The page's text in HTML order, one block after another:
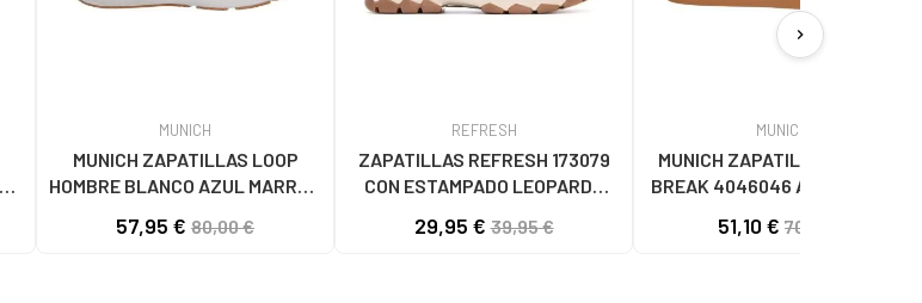
MUNICH
MUNICH ZAPATILLAS LOOP
HOMBRE BLANCO AZUL MARRÓN
57,95 € 80,00 €
REFRESH
ZAPATILLAS REFRESH 173079
CON ESTAMPADO LEOPARDO
29,95 €39,95 €
MUNICH
MUNICH ZAPATILLAS CASUAL
BREAK 4046046 AZUL46 AZUL
51,10 € 70,00 €
chevron_right